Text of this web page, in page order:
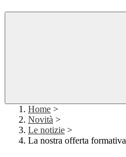
Home >
Novità >
Le notizie >
La nostra offerta formativa